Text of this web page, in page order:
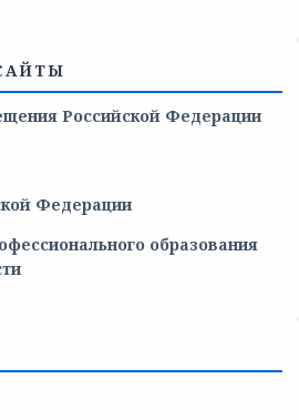
Российской Федерации
Федерации
образования